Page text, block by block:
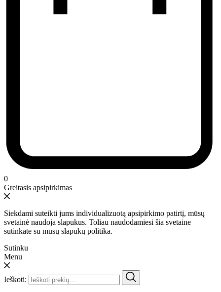
0
Greitasis apsipirkimas
Siekdami suteikti jums individualizuotą apsipirkimo patirtį, mūsų
svetainė naudoja slapukus. Toliau naudodamiesi šia svetaine
sutinkate su mūsų slapukų politika.
Sutinku
Menu
Ieškoti: